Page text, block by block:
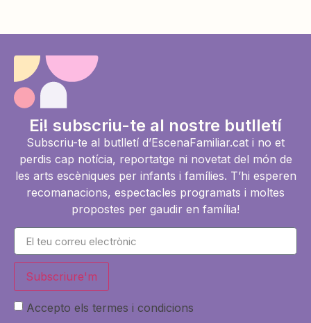
Ei! subscriu-te al nostre butlletí
Subscriu-te al butlletí d’EscenaFamiliar.cat i no et
perdis cap notícia, reportatge ni novetat del món de
les arts escèniques per infants i famílies. T’hi esperen
recomanacions, espectacles programats i moltes
propostes per gaudir en família!
Subscriure'm
Accepto els termes i condicions